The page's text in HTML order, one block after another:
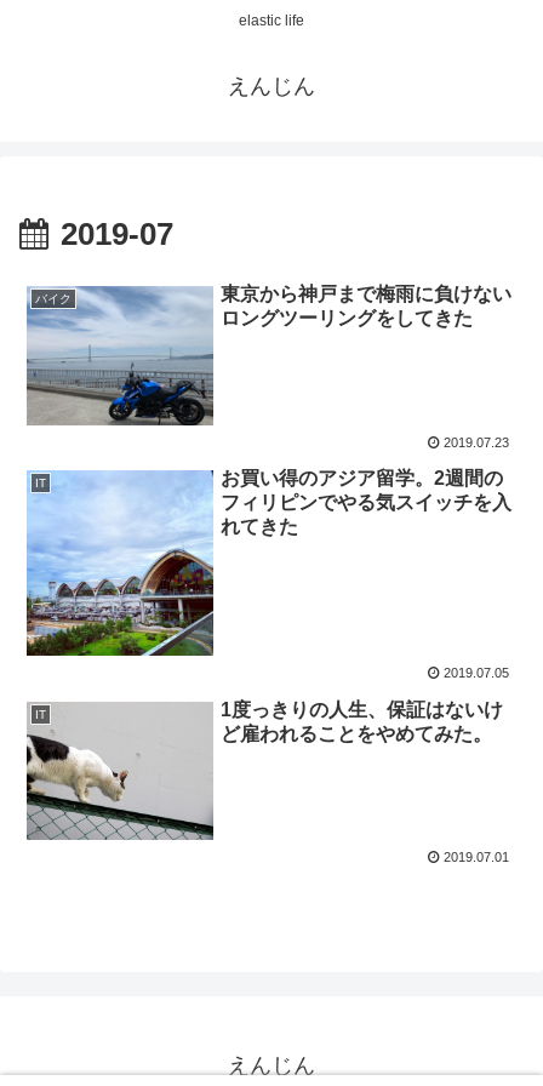
elastic life
えんじん
2019-07
バイク
東京から神戸まで梅雨に負けない
ロングツーリングをしてきた
2019.07.23
IT
お買い得のアジア留学。2週間の
フィリピンでやる気スイッチを入
れてきた
2019.07.05
IT
1度っきりの人生、保証はないけ
ど雇われることをやめてみた。
2019.07.01
えんじん